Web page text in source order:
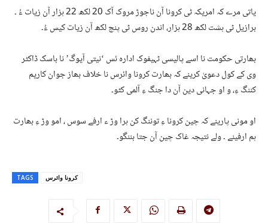
‎یاتی مرے کہ امریکہ ٹی کرونا آن ناجوڑ مروک آک 20 لکھ 22 ہزار آن زیات ءُ ۔
برازیل ٹی ہشت لکھ 28 ہزار، اندن روس ٹی پنچ لکھ آن زیات کیس ءُ۔
‎بھارتی حکومت نا اسے پالیسی ٹہیفوک ادارہ ئس ‘نیتی آیوگ’ نا باسک ڈاکٹر
وی کے کول دعویٰ کرینے کہ بھارت کرونا وائرس نا خلاف بھاز جوان کاریم
کننگ ءِ، و او جہانی دین آن دا جنگ ءِ آلمی کٹو۔
‎او مونی پارینے کہ چین کرونا ءِ توننگ کن ہرا وڑ ء ارفے سوس ، امو وڑ ءِ بھارت
ہم ارفینے ۔ ولے نتیجہ غاک چین آن جتا بننگو۔
TAGS کرونا وائرس